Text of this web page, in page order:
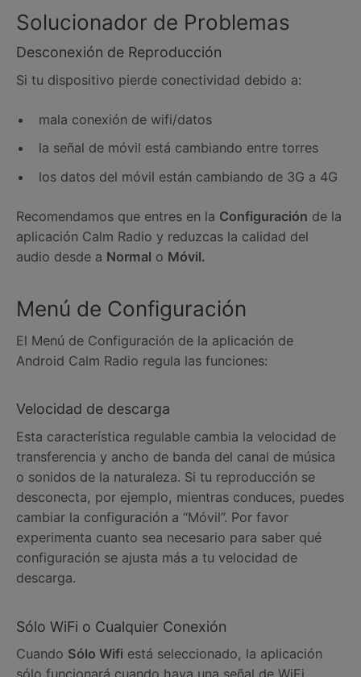
Solucionador de Problemas
Desconexión de Reproducción
Si tu dispositivo pierde conectividad debido a:
mala conexión de wifi/datos
la señal de móvil está cambiando entre torres
los datos del móvil están cambiando de 3G a 4G
Recomendamos que entres en la Configuración de la
aplicación Calm Radio y reduzcas la calidad del
audio desde a Normal o Móvil.
Menú de Configuración
El Menú de Configuración de la aplicación de
Android Calm Radio regula las funciones:
Velocidad de descarga
Esta característica regulable cambia la velocidad de
transferencia y ancho de banda del canal de música
o sonidos de la naturaleza. Si tu reproducción se
desconecta, por ejemplo, mientras conduces, puedes
cambiar la configuración a “Móvil”. Por favor
experimenta cuanto sea necesario para saber qué
configuración se ajusta más a tu velocidad de
descarga.
Sólo WiFi o Cualquier Conexión
Cuando Sólo Wifi está seleccionado, la aplicación